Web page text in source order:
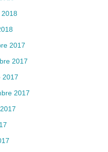
2017
2017
2017
2017